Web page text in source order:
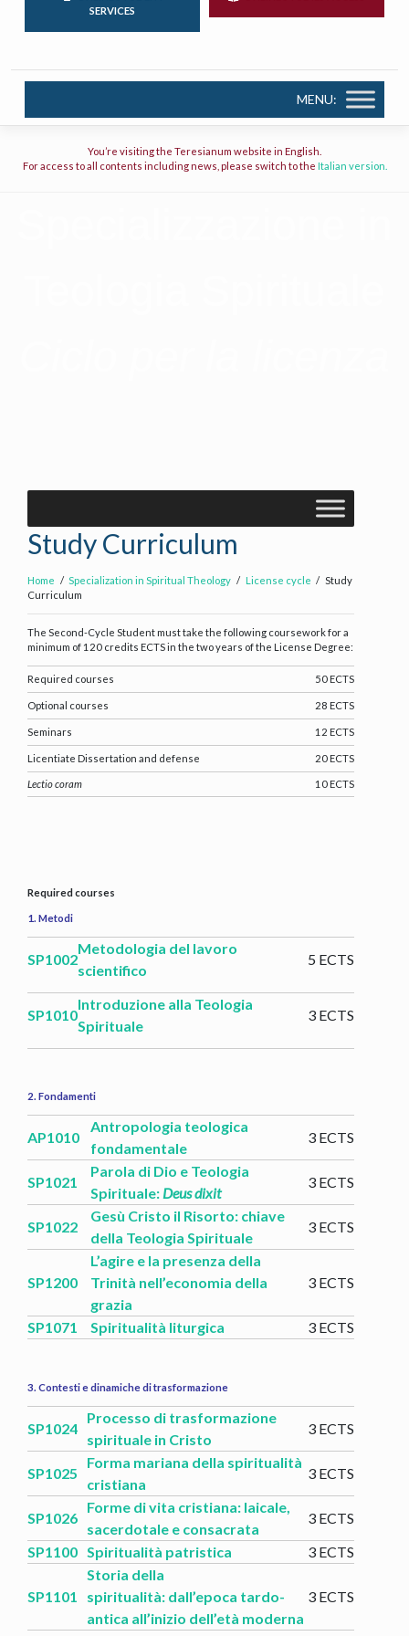
SERVICES
MENU:
You’re visiting the Teresianum website in English.
For access to all contents including news, please switch to the Italian version.
Study Curriculum
Home Specialization in Spiritual Theology License cycle
Study
Curriculum
The Second-Cycle Student must take the following coursework for a
minimum of 120 credits ECTS in the two years of the License Degree:
Required courses 50 ECTS
Optional courses 28 ECTS
Seminars 12 ECTS
Licentiate Dissertation and defense 20 ECTS
Lectio coram 10 ECTS
Required courses
1. Metodi
SP1002
Metodologia del lavoro
scientifico
5 ECTS
SP1010
Introduzione alla Teologia
Spirituale
3 ECTS
2. Fondamenti
AP1010
Antropologia teologica
fondamentale
3 ECTS
SP1021
Parola di Dio e Teologia
Spirituale: Deus dixit
3 ECTS
SP1022
Gesù Cristo il Risorto: chiave
della Teologia Spirituale
3 ECTS
SP1200
L’agire e la presenza della
Trinità nell’economia della
grazia
3 ECTS
SP1071 Spiritualità liturgica 3 ECTS
3. Contesti e dinamiche di trasformazione
SP1024
Processo di trasformazione
spirituale in Cristo
3 ECTS
SP1025
Forma mariana della spiritualità
cristiana
3 ECTS
SP1026
Forme di vita cristiana: laicale,
sacerdotale e consacrata
3 ECTS
SP1100 Spiritualità patristica 3 ECTS
SP1101
Storia della
spiritualità: dall’epoca tardo-
antica all’inizio dell’età moderna
3 ECTS